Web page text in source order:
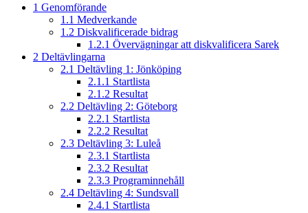
1 Genomförande
1.1 Medverkande
1.2 Diskvalificerade bidrag
1.2.1 Övervägningar att diskvalificera Sarek
2 Deltävlingarna
2.1 Deltävling 1: Jönköping
2.1.1 Startlista
2.1.2 Resultat
2.2 Deltävling 2: Göteborg
2.2.1 Startlista
2.2.2 Resultat
2.3 Deltävling 3: Luleå
2.3.1 Startlista
2.3.2 Resultat
2.3.3 Programinnehåll
2.4 Deltävling 4: Sundsvall
2.4.1 Startlista